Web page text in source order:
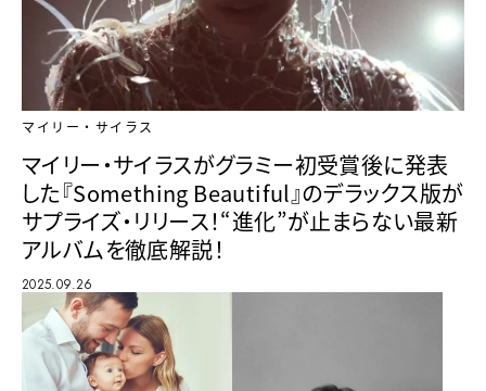
マイリー・サイラス
マイリー・サイラスがグラミー初受賞後に発表
した『Something Beautiful』のデラックス版が
サプライズ・リリース！“進化”が止まらない最新
アルバムを徹底解説！
2025.09.26